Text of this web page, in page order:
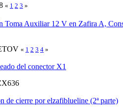
« 1 2 3 »
Toma Auxiliar 12 V en Zafira A,
« 1 2 3 4 »
del conector X1
de cierre por elzafiblueline (2ª parte)